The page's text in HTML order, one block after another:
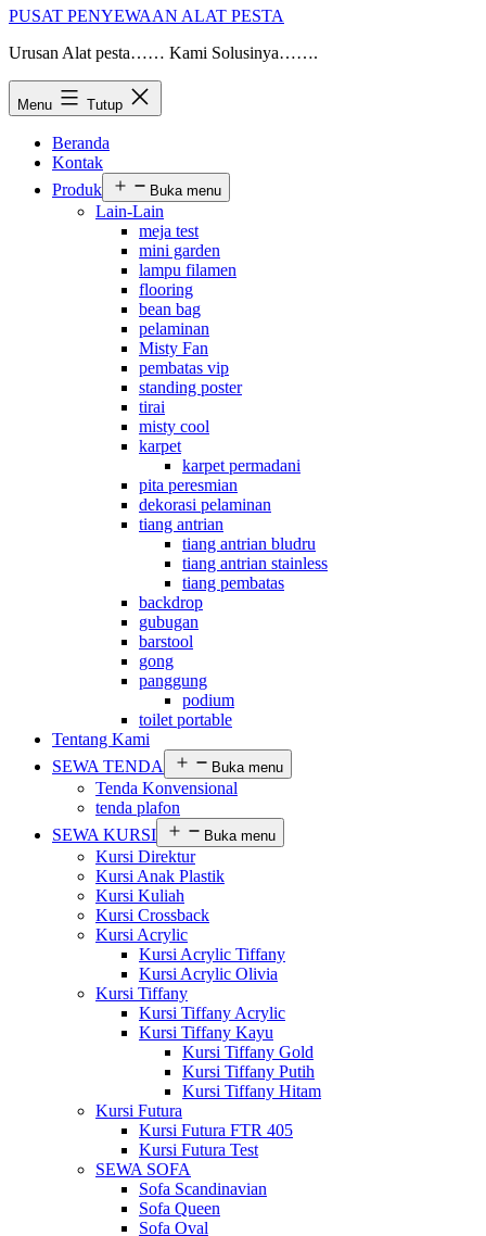
PUSAT PENYEWAAN ALAT PESTA
Urusan Alat pesta…… Kami Solusinya…….
Menu Tutup
Beranda
Kontak
Produk
Buka menu
Lain-Lain
meja test
mini garden
lampu filamen
flooring
bean bag
pelaminan
Misty Fan
pembatas vip
standing poster
tirai
misty cool
karpet
karpet permadani
pita peresmian
dekorasi pelaminan
tiang antrian
tiang antrian bludru
tiang antrian stainless
tiang pembatas
backdrop
gubugan
barstool
gong
panggung
podium
toilet portable
Tentang Kami
SEWA TENDA
Buka menu
Tenda Konvensional
tenda plafon
SEWA KURSI
Buka menu
Kursi Direktur
Kursi Anak Plastik
Kursi Kuliah
Kursi Crossback
Kursi Acrylic
Kursi Acrylic Tiffany
Kursi Acrylic Olivia
Kursi Tiffany
Kursi Tiffany Acrylic
Kursi Tiffany Kayu
Kursi Tiffany Gold
Kursi Tiffany Putih
Kursi Tiffany Hitam
Kursi Futura
Kursi Futura FTR 405
Kursi Futura Test
SEWA SOFA
Sofa Scandinavian
Sofa Queen
Sofa Oval